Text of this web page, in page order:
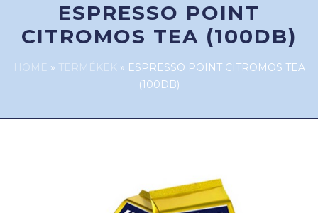
ESPRESSO POINT
CITROMOS TEA (100DB)
HOME » TERMÉKEK » ESPRESSO POINT CITROMOS TEA
(100DB)